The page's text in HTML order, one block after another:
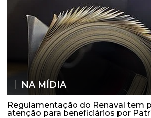
NA MÍDIA
Regulamentação do Renaval tem
atenção para beneficiários por